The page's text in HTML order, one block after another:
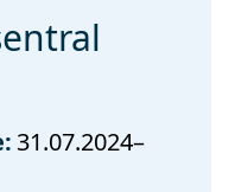
31.07.2024–